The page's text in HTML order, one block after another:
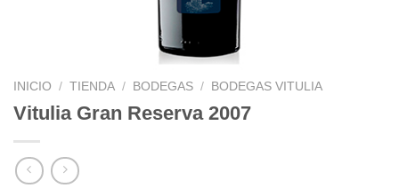
INICIO / TIENDA / BODEGAS / BODEGAS VITULIA
Vitulia Gran Reserva 2007